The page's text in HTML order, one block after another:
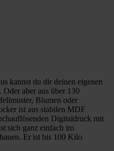
kannst du dir deinen eigenen
aber aus über 130
Blumen oder
ist aus stabilen MDF
Digitaldruck mit
sich ganz einfach im
Er ist bis 100 Kilo